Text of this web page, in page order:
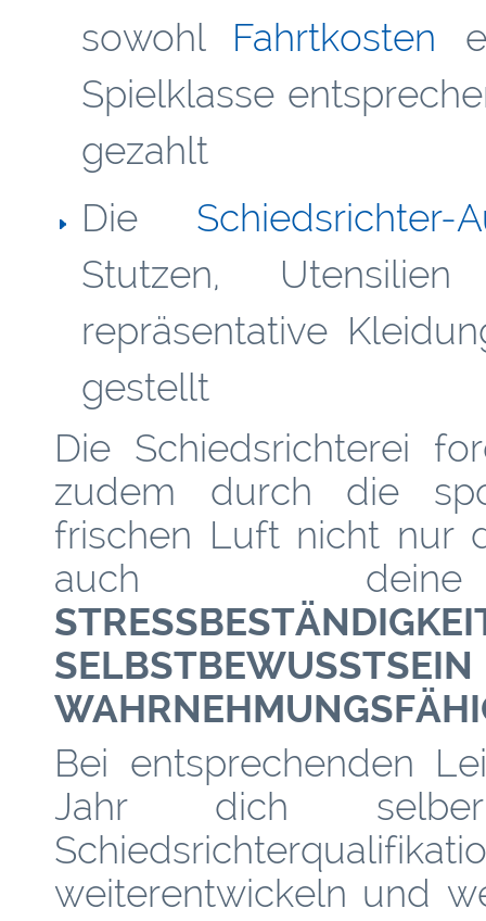
sowohl Fahrtkosten
Spielklasse
gezahlt
Die Schiedsrichter-
Stutzen,
repräsentative
gestellt
Die Schiedsrichterei
zudem durch die
frischen Luft nicht nur
auch
SELBSTBEWUSSTSEIN
Bei entsprechenden
Jahr dich
weiterentwickeln und